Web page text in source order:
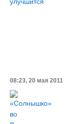
08:23, 20 мая 2011